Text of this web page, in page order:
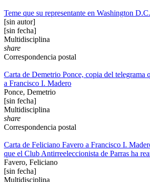
Teme que su representante en Washington
[sin autor]
[sin fecha]
Multidisciplina
share
Correspondencia postal
Carta de Demetrio Ponce, copia del telegrama
a Francisco I. Madero
Ponce, Demetrio
[sin fecha]
Multidisciplina
share
Correspondencia postal
Carta de Feliciano Favero a Francisco I.
que el Club Antirreeleccionista de Parras ha
Favero, Feliciano
[sin fecha]
Multidisciplina